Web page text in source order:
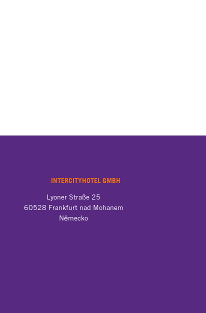
INTERCITYHOTEL GMBH
Lyoner Straße 25
60528 Frankfurt nad Mohanem
Německo